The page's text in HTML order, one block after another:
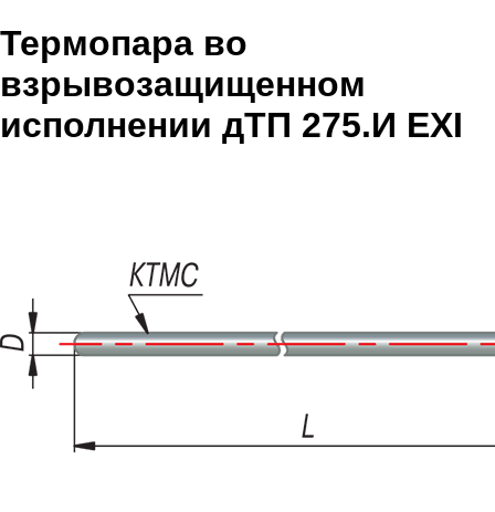
Термопара во
взрывозащищенном
исполнении дТП 275.И EXI